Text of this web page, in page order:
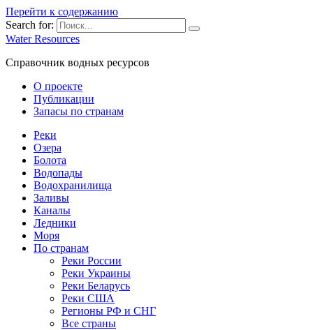
Перейти к содержанию
Search for:
Water Resources
Справочник водных ресурсов
О проекте
Публикации
Запасы по странам
Реки
Озера
Болота
Водопады
Водохранилища
Заливы
Каналы
Ледники
Моря
По странам
Реки России
Реки Украины
Реки Беларусь
Реки США
Регионы РФ и СНГ
Все страны